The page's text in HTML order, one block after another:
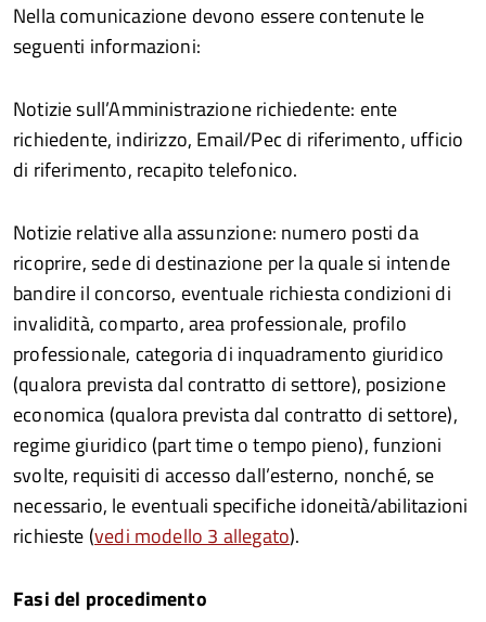
Nella comunicazione devono essere contenute le
seguenti informazioni:
Notizie sull’Amministrazione richiedente: ente
richiedente, indirizzo, Email/Pec di riferimento, ufficio
di riferimento, recapito telefonico.
Notizie relative alla assunzione: numero posti da
ricoprire, sede di destinazione per la quale si intende
bandire il concorso, eventuale richiesta condizioni di
invalidità, comparto, area professionale, profilo
professionale, categoria di inquadramento giuridico
(qualora prevista dal contratto di settore), posizione
economica (qualora prevista dal contratto di settore),
regime giuridico (part time o tempo pieno), funzioni
svolte, requisiti di accesso dall’esterno, nonché, se
necessario, le eventuali specifiche idoneità/abilitazioni
richieste (vedi modello 3 allegato).
Fasi del procedimento